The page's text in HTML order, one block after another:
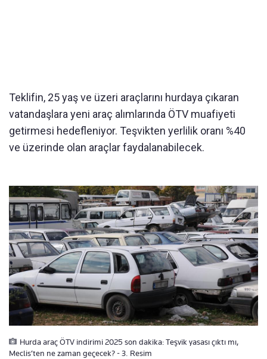
Teklifin, 25 yaş ve üzeri araçlarını hurdaya çıkaran
vatandaşlara yeni araç alımlarında ÖTV muafiyeti
getirmesi hedefleniyor. Teşvikten yerlilik oranı %40
ve üzerinde olan araçlar faydalanabilecek.
Hurda araç ÖTV indirimi 2025 son dakika: Teşvik yasası çıktı mı,
Meclis’ten ne zaman geçecek? - 3. Resim